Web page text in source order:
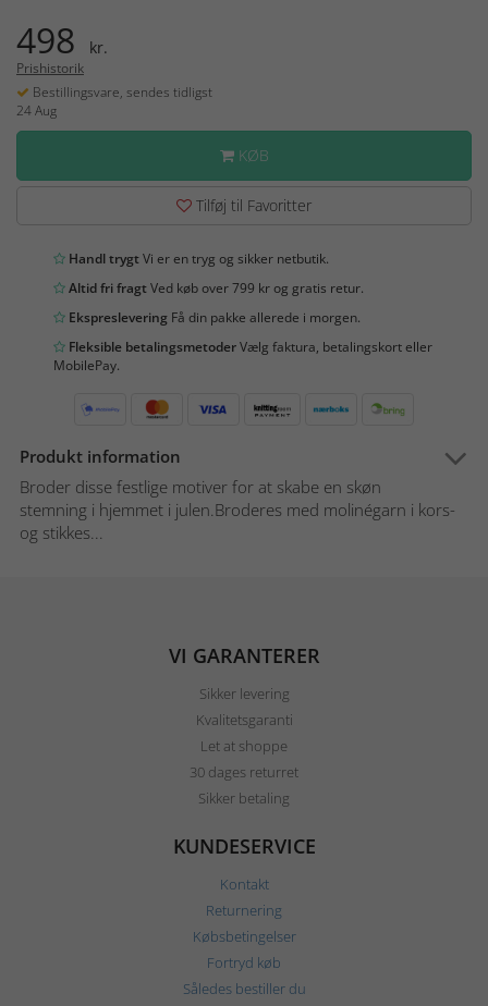
498 kr.
Prishistorik
Bestillingsvare, sendes tidligst
24 Aug
KØB
Tilføj til Favoritter
Handl trygtVi er en tryg og sikker netbutik.
Altid fri fragtVed køb over 799 kr og gratis retur.
Ekspreslevering Få din pakke allerede i morgen.
Fleksible betalingsmetoderVælg faktura, betalingskort eller
MobilePay.
Produkt information
Broder disse festlige motiver for at skabe en skøn
stemning i hjemmet i julen.Broderes med molinégarn i kors-
og stikkes...
VI GARANTERER
Sikker levering
Kvalitetsgaranti
Let at shoppe
30 dages returret
Sikker betaling
KUNDESERVICE
Kontakt
Returnering
Købsbetingelser
Fortryd køb
Således bestiller du